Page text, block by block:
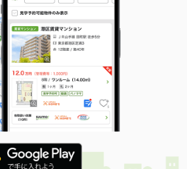
11.20万円
三重県津市広明町
42.34m²
1LDK
10.80万円